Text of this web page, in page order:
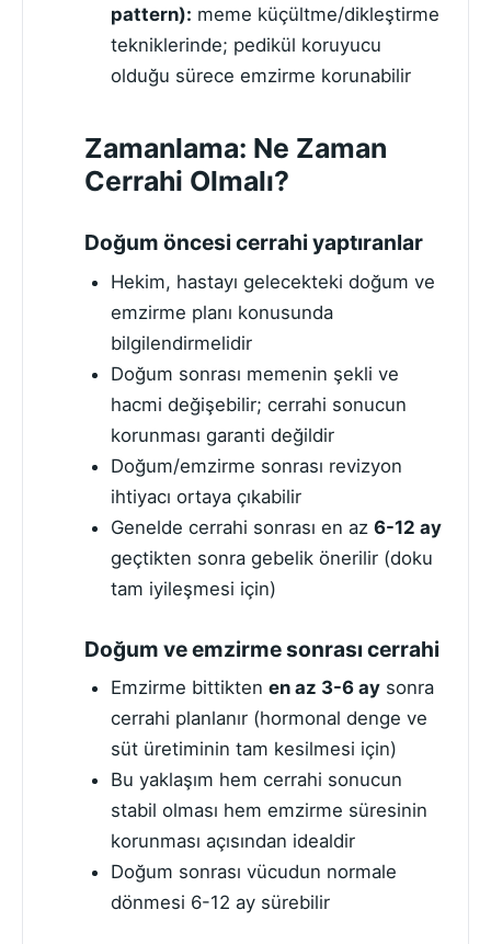
pattern): meme küçültme/dikleştirme
tekniklerinde; pedikül koruyucu
olduğu sürece emzirme korunabilir
Zamanlama: Ne Zaman
Cerrahi Olmalı?
Doğum öncesi cerrahi yaptıranlar
Hekim, hastayı gelecekteki doğum ve
emzirme planı konusunda
bilgilendirmelidir
Doğum sonrası memenin şekli ve
hacmi değişebilir; cerrahi sonucun
korunması garanti değildir
Doğum/emzirme sonrası revizyon
ihtiyacı ortaya çıkabilir
Genelde cerrahi sonrası en az 6-12 ay
geçtikten sonra gebelik önerilir (doku
tam iyileşmesi için)
Doğum ve emzirme sonrası cerrahi
Emzirme bittikten en az 3-6 aysonra
cerrahi planlanır (hormonal denge ve
süt üretiminin tam kesilmesi için)
Bu yaklaşım hem cerrahi sonucun
stabil olması hem emzirme süresinin
korunması açısından idealdir
Doğum sonrası vücudun normale
dönmesi 6-12 ay sürebilir